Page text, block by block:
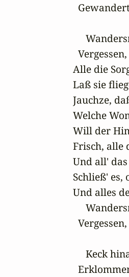
Alle die
Laß sie
Jauchze,
Welche
Will der
Frisch, alle
Und all'
Schließ' es,
Und alles
Keck